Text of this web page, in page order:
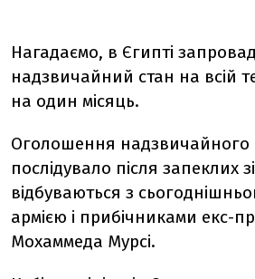
Нагадаємо, в Єгипті
надзвичайний стан на всій
на один місяць.
Оголошення надзвичайного
послідувало після запеклих
відбуваються з
армією і прибічниками екс-
Мохаммеда Мурсі.